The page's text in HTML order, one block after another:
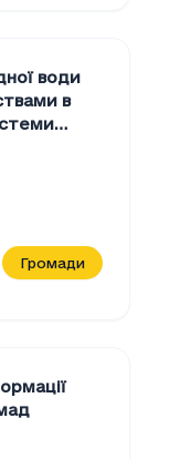
води
в
Громади